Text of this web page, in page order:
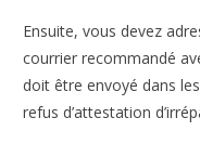
Ensuite, vous devez
courrier recommandé
doit être envoyé dans
refus d’attestation